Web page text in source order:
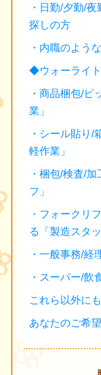
・日勤/夕勤/
探しの方
・内職のよう
◆ウォーライ
・商品梱包/ピ
業」
・シール貼り/
軽作業」
・梱包/検査/
フ」
・フォークリ
る「製造スタッ
・一般事務/経
・スーパー/飲
これら以外に
あなたのご希